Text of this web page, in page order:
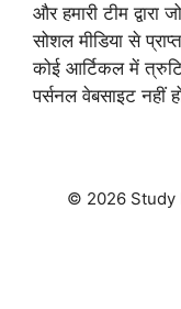
और हमारी टीम द्वारा
सोशल मीडिया से
कोई आर्टिकल में त्रुटि
पर्सनल वेबसाइट नहीं
© 2026 Study